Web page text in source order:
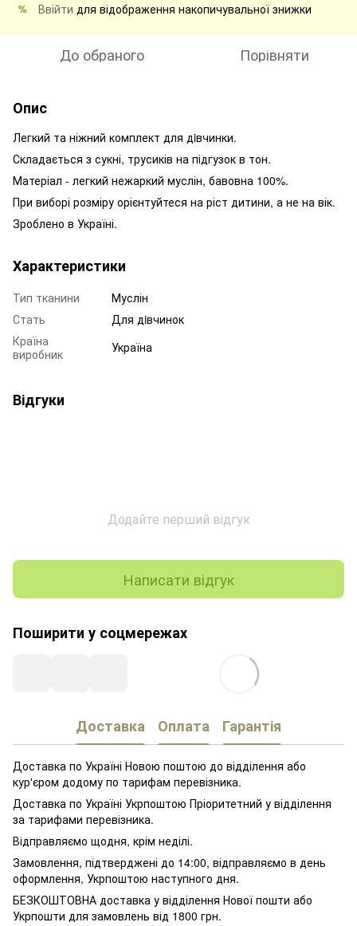
% Ввійти для відображення накопичувальної знижки
До обраного Порівняти
Опис
Легкий та ніжний комплект для дiвчинки.
Складається з сукні, трусиків на підгузок в тон.
Матеріал - легкий нежаркий муслін, бавовна 100%.
При виборі розміру орієнтуйтеся на ріст дитини, а не на вік.
Зроблено в Україні.
Характеристики
Тип тканини
Муслін
Стать
Для дiвчинок
Країна
виробник
Україна
Відгуки
Додайте перший відгук
Написати відгук
Поширити у соцмережах
Доставка Оплата Гарантія
Доставка по Україні Новою поштою до відділення або
кур'єром додому по тарифам перевізника.
Доставка по Україні Укрпоштою Пріоритетний у відділення
за тарифами перевізника.
Відправляємо щодня, крім неділі.
Замовлення, підтверджені до 14:00, відправляємо в день
оформлення, Укрпоштою наступного дня.
БЕЗКОШТОВНА доставка у відділення Нової пошти або
Укрпошти для замовлень від 1800 грн.